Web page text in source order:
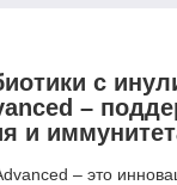
с
–
и
– это